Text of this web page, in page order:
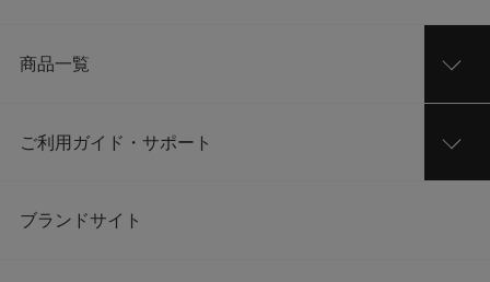
商品一覧
ご利用ガイド・サポート
ブランドサイト